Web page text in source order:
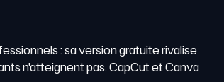
: sa version gratuite rivalise
n'atteignent pas. CapCut et Canva